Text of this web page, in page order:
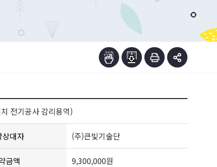
전기공사 감리용역)
대자 (주)큰빛기술단
금액 9,300,000원